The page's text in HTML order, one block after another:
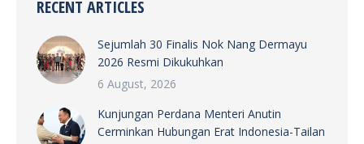
RECENT ARTICLES
Sejumlah 30 Finalis Nok Nang Dermayu
2026 Resmi Dikukuhkan
6 August, 2026
Kunjungan Perdana Menteri Anutin
Cerminkan Hubungan Erat Indonesia-Tailan